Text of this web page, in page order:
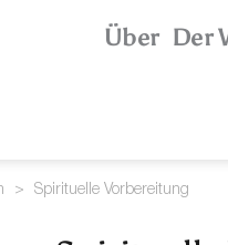
Über Der
> Spirituelle Vorbereitung